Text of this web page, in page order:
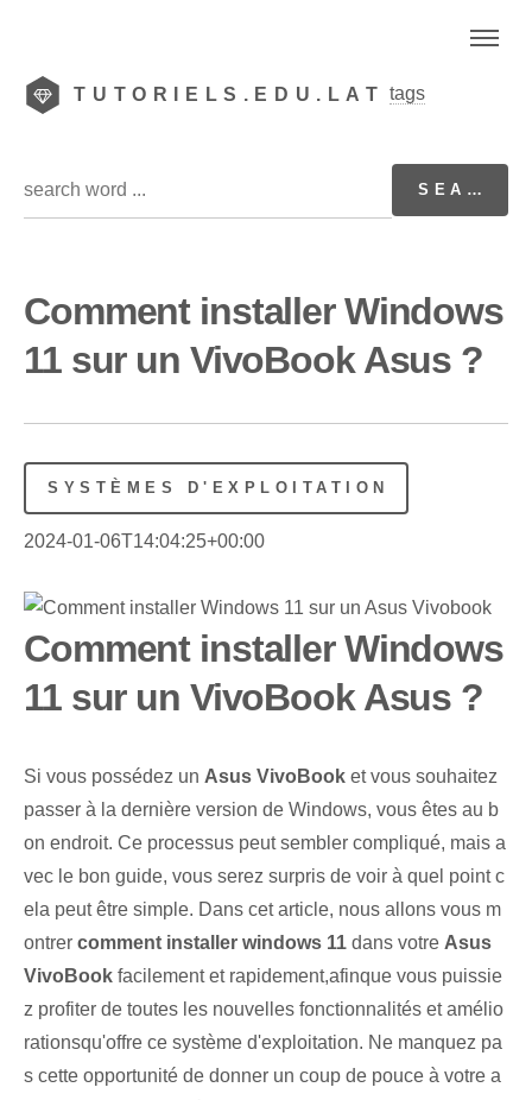
TUTORIELS.EDU.LAT tags
Comment installer Windows
11 sur un VivoBook Asus ?
SYSTÈMES D'EXPLOITATION
2024-01-06T14:04:25+00:00
Comment installer Windows
11 sur un VivoBook Asus ?
Si‌ vous possédez un⁤ Asus VivoBook et vous souhaitez
passer à la dernière version de Windows, vous êtes au b
on endroit. Ce processus peut sembler compliqué, mais‍ a
vec le bon guide, vous serez surpris de voir à quel point c
ela peut être simple. Dans cet article, nous allons vous m
ontrer comment installer windows 11 dans votre Asus⁢
VivoBook ⁢facilement et rapidement‌,‌afin‌que vous puissie
z profiter de toutes les nouvelles fonctionnalités et amélio
rations‌qu'offre ce système d'exploitation. Ne manquez pa
s cette opportunité de donner un coup de pouce à votre a